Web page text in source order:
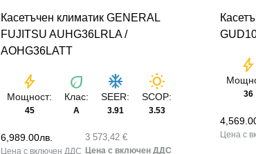
Касетъчен климатик GENERAL
FUJITSU AUHG36LRLA /
AOHG36LATT
bolt
Мощност:
45
eco
Клас:
А
ac_unit
SEER:
3.91
wb_sunny
SCOP:
3.53
6,989.00лв. 3 573,42 €
bolt
36